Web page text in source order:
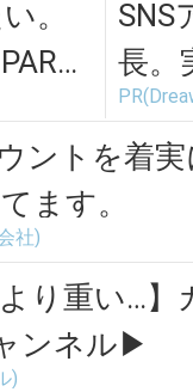
。
ム
SNS
長。
てま
ントを着
ます。
社)
より重い…
ンネル▶︎
)